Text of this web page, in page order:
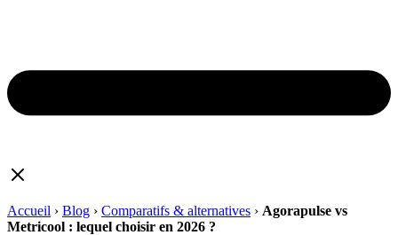
Accueil › Blog › Comparatifs & alternatives › Agorapulse vs
Metricool : lequel choisir en 2026 ?